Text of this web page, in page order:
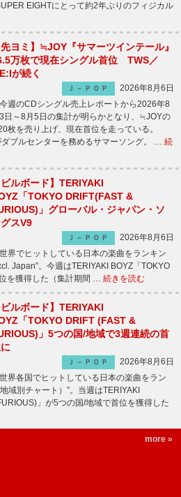
EIGHTにとって約2年ぶりのフィジカル
先ヨミ】≒JOY『サマーツインテール』
万枚で現在シングル首位 TWS／
が続く
Ｊ－ＰＯＰ
2026年8月6日
週のCDシングル売上レポートから2026年8
日～8月5日の集計が明らかとなり、≒JOYの
枚を売り上げ、現在首位を走っている。
ブルセンターを務めるサマーソング。 … 続
ビルボード】TERIYAKI
「TOKYO DRIFT(FAST &
」グローバル・ジャパン・ソ
スV9
Ｊ－ＰＯＰ
2026年8月6日
界でヒットしている日本の楽曲をランキン
Japan”。今週はTERIYAKI BOYZ「TOKYO
を獲得した（集計期間 … 続きを読む
ビルボード】TERIYAKI
「TOKYO DRIFT (FAST &
」5つの国/地域で3週連続の首
Ｊ－ＰＯＰ
2026年8月6日
界各国でヒットしている日本の楽曲をラン
域別チャート）”。当週はTERIYAKI
」が5つの国/地域で首位を獲得した
more »